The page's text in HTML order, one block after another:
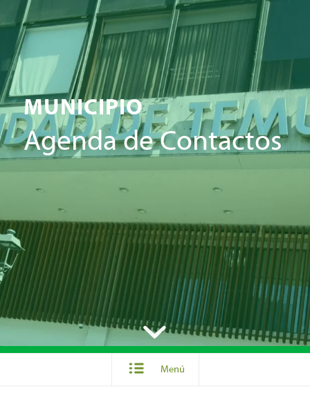
MUNICIPIO
Agenda de Contactos
Menú